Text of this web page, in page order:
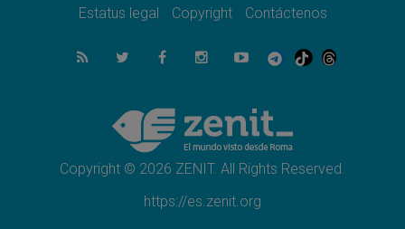
León XIV: La revolución del Evangelio
06.08.2026
La Iglesia en Ceuta: caridad y esperanza
La visita del Papa a Perú será un tiempo de
gracia reconciliación y esperanza
Estatus legal
Copyright Contáctenos
Copyright © 2026 ZENIT. All Rights Reserved.
https://es.zenit.org